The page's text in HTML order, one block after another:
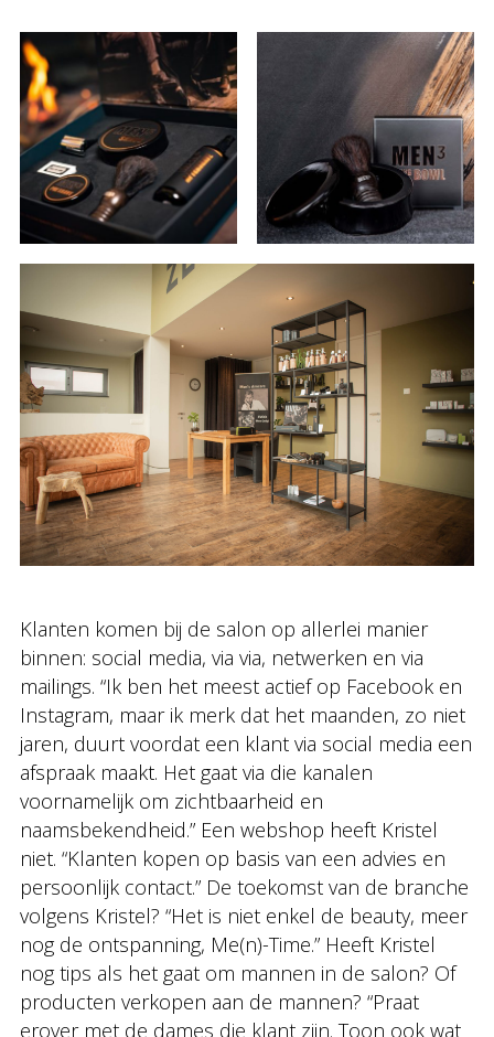
Klanten komen bij de salon op allerlei manier
binnen: social media, via via, netwerken en via
mailings. “Ik ben het meest actief op Facebook en
Instagram, maar ik merk dat het maanden, zo niet
jaren, duurt voordat een klant via social media een
afspraak maakt. Het gaat via die kanalen
voornamelijk om zichtbaarheid en
naamsbekendheid.” Een webshop heeft Kristel
niet. “Klanten kopen op basis van een advies en
persoonlijk contact.” De toekomst van de branche
volgens Kristel? “Het is niet enkel de beauty, meer
nog de ontspanning, Me(n)-Time.” Heeft Kristel
nog tips als het gaat om mannen in de salon? Of
producten verkopen aan de mannen? “Praat
erover met de dames die klant zijn. Toon ook wat